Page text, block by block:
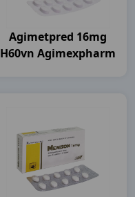
Agimetpred 16mg
H60vn Agimexpharm